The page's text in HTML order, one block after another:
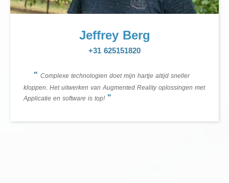
Jeffrey Berg
+31 625151820
" Complexe technologien doet mijn hartje altijd sneller
kloppen. Het uitwerken van Augmented Reality oplossingen met
Applicatie en software is top! "